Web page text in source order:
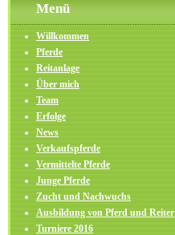
Menü
Willkommen
Pferde
Reitanlage
Über mich
Team
Erfolge
News
Verkaufspferde
Vermittelte Pferde
Junge Pferde
Zucht und Nachwuchs
Ausbildung von Pferd und Reiter
Turniere 2016